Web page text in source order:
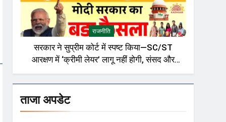
राजनीति
सरकार ने सुप्रीम कोर्ट में स्पष्ट किया—SC/ST
आरक्षण में ‘क्रीमी लेयर’ लागू नहीं होगी, संसद और
राजनीतिक गलियारों में बहस तेज़
ताजा अपडेट